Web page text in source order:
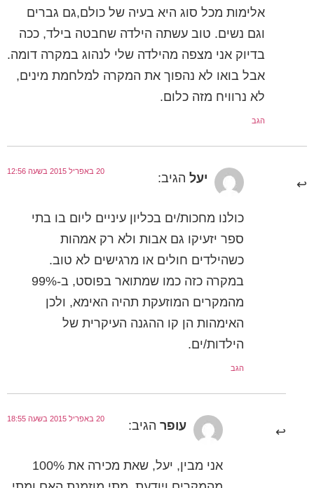
אלימות מכל סוג היא בעיה של כולם,גם גברים
וגם נשים. טוב עשתה הילדה שחבטה בילד, ככה
בדיוק אני מצפה מהילדה שלי לנהוג במקרה דומה.
אבל בואו לא נהפוך את המקרה למלחמת מינים,
לא נרוויח מזה כלום.
יעל הגיב:
כולנו מחכות/ים בכליון עיניים ליום בו בתי
ספר יזעיקו גם אבות ולא רק אמהות
כשהילדים חולים או מרגישים לא טוב.
במקרה כזה כמו שמתואר בפוסט, ב-99%
מהמקרים המוזעקת תהיה האימא, ולכן
האימהות הן קו ההגנה העיקרית של
הילדות/ים.
עופר הגיב:
אני מבין, יעל, שאת מכירה את 100%